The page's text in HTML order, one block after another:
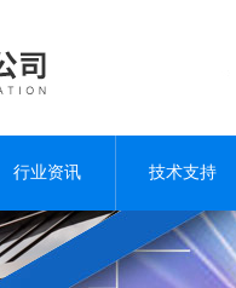
行业资讯 技术支持